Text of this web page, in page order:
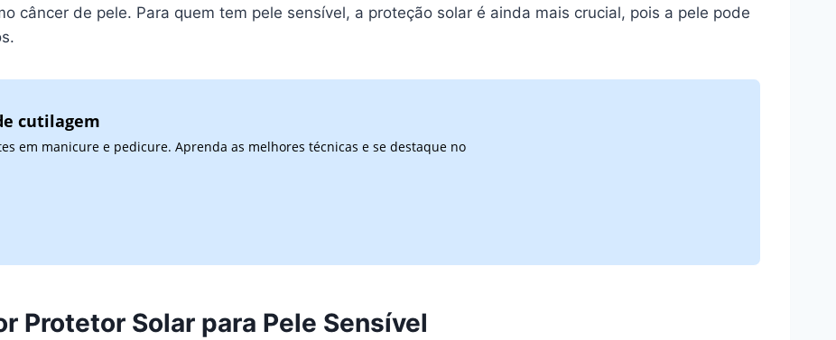
câncer de pele. Para quem tem pele sensível, a proteção solar é ainda mais crucial, pois a pele pode
cutilagem
em manicure e pedicure. Aprenda as melhores técnicas e se destaque no
Protetor Solar para Pele Sensível